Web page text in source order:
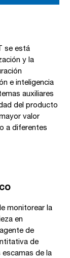
se está
y la
e inteligencia
auxiliares
del producto
valor
a diferentes
monitorear la
en
de
de
de la